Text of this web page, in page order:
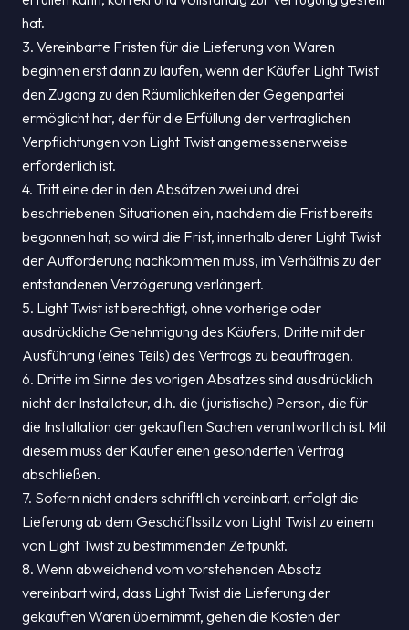
hat.
3. Vereinbarte Fristen für die Lieferung von Waren
beginnen erst dann zu laufen, wenn der Käufer Light Twist
den Zugang zu den Räumlichkeiten der Gegenpartei
ermöglicht hat, der für die Erfüllung der vertraglichen
Verpflichtungen von Light Twist angemessenerweise
erforderlich ist.
4. Tritt eine der in den Absätzen zwei und drei
beschriebenen Situationen ein, nachdem die Frist bereits
begonnen hat, so wird die Frist, innerhalb derer Light Twist
der Aufforderung nachkommen muss, im Verhältnis zu der
entstandenen Verzögerung verlängert.
5. Light Twist ist berechtigt, ohne vorherige oder
ausdrückliche Genehmigung des Käufers, Dritte mit der
Ausführung (eines Teils) des Vertrags zu beauftragen.
6. Dritte im Sinne des vorigen Absatzes sind ausdrücklich
nicht der Installateur, d.h. die (juristische) Person, die für
die Installation der gekauften Sachen verantwortlich ist. Mit
diesem muss der Käufer einen gesonderten Vertrag
abschließen.
7. Sofern nicht anders schriftlich vereinbart, erfolgt die
Lieferung ab dem Geschäftssitz von Light Twist zu einem
von Light Twist zu bestimmenden Zeitpunkt.
8. Wenn abweichend vom vorstehenden Absatz
vereinbart wird, dass Light Twist die Lieferung der
gekauften Waren übernimmt, gehen die Kosten der